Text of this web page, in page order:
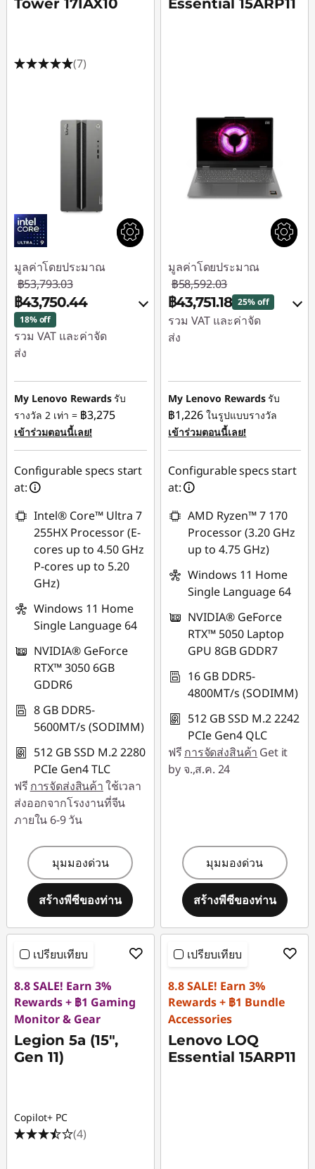
Tower 17IAX10
(7)
มูลค่าโดยประมาณ
฿53,793.03
฿43,750.44
18% off
รวม VAT และค่าจัด
ส่ง
ประหยัดทันที :-
฿10,042.59
ใช้ eCoupon :
88SALETH
My Lenovo Rewardsรับ
รางวัล 2 เท่า = ฿3,275
เข้าร่วมตอนนี้เลย!
Configurable specs start
at:
Intel® Core™ Ultra 7
255HX Processor (E-
cores up to 4.50 GHz
P-cores up to 5.20
GHz)
Windows 11 Home
Single Language 64
NVIDIA® GeForce
RTX™ 3050 6GB
GDDR6
8 GB DDR5-
5600MT/s (SODIMM)
512 GB SSD M.2 2280
PCIe Gen4 TLC
ฟรี การจัดส่งสินค้าใช้เวลา
ส่งออกจากโรงงานที่จีน
ภายใน 6-9 วัน
มุมมองด่วน
สร้างพีซีของท่าน
Essential 15ARP11
มูลค่าโดยประมาณ
฿58,592.03
฿43,751.18 25% off
รวม VAT และค่าจัด
ส่ง
฿14,840.85
ใช้ eCoupon :
88SALETH
My Lenovo Rewardsรับ
฿1,226 ในรูปแบบรางวัล
เข้าร่วมตอนนี้เลย!
Configurable specs start
at:
AMD Ryzen™ 7 170
Processor (3.20 GHz
up to 4.75 GHz)
Windows 11 Home
Single Language 64
NVIDIA® GeForce
RTX™ 5050 Laptop
GPU 8GB GDDR7
16 GB DDR5-
4800MT/s (SODIMM)
512 GB SSD M.2 2242
PCIe Gen4 QLC
ฟรี การจัดส่งสินค้า Get it
by จ.,ส.ค. 24
มุมมองด่วน
สร้างพีซีของท่าน
เปรียบเทียบ
8.8 SALE! Earn 3%
Rewards + ฿1 Gaming
Monitor & Gear
Legion 5a (15",
Gen 11)
Copilot+ PC
(4)
เปรียบเทียบ
8.8 SALE! Earn 3%
Rewards + ฿1 Bundle
Accessories
Lenovo LOQ
Essential 15ARP11